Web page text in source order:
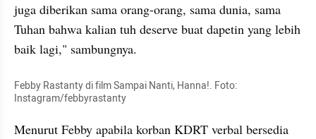
juga diberikan sama orang-orang, sama dunia, sama
Tuhan bahwa kalian tuh deserve buat dapetin yang lebih
baik lagi," sambungnya.
Febby Rastanty di film Sampai Nanti, Hanna!. Foto:
Instagram/febbyrastanty
Menurut Febby apabila korban KDRT verbal bersedia